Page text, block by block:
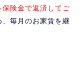
保険金で返済してご
、毎月のお家賃を継